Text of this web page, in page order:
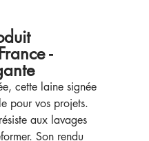
-
cette laine signée
pour vos projets.
aux lavages
Son rendu